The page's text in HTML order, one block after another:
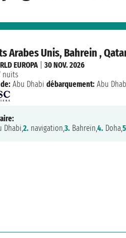
Arabes Unis, Bahrein ,
EUROPA| 30 NOV. 2026
nuits
Abu Dhabi débarquement: Abu
Dhabi,2. navigation,3. Bahreïn,4. Doha,